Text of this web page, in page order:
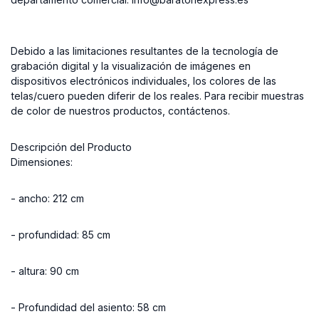
Debido a las limitaciones resultantes de la tecnología de
grabación digital y la visualización de imágenes en
dispositivos electrónicos individuales, los colores de las
telas/cuero pueden diferir de los reales. Para recibir muestras
de color de nuestros productos, contáctenos.
Descripción del Producto
Dimensiones:
- ancho: 212 cm
- profundidad: 85 cm
- altura: 90 cm
- Profundidad del asiento: 58 cm